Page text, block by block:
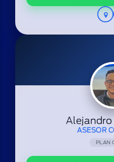
Alejandro
PLAN
ASESOR